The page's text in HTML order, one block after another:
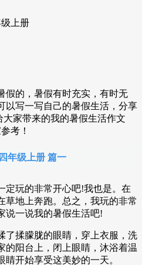
上册
假的，暑假有时充实，有时无
以写一写自己的暑假生活，分享
大家带来的我的暑假生活作文
考！
年级上册 篇一
玩的非常开心吧!我也是。在
草地上奔跑。总之，我玩的非常
说一说我的暑假生活吧!
揉朦胧的眼睛，穿上衣服，洗
的阳台上，闭上眼睛，沐浴着温
开始享受这美妙的一天。